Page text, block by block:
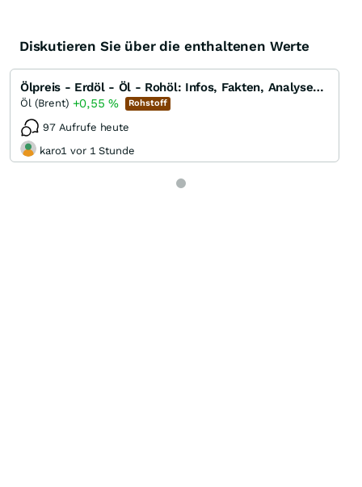
Diskutieren Sie über die enthaltenen Werte
Ölpreis - Erdöl - Öl - Rohöl: Infos, Fakten, Analysen, Charts und Ausblick
Öl (Brent) +0,55 % Rohstoff
97 Aufrufe heute
karo1 vor 1 Stunde